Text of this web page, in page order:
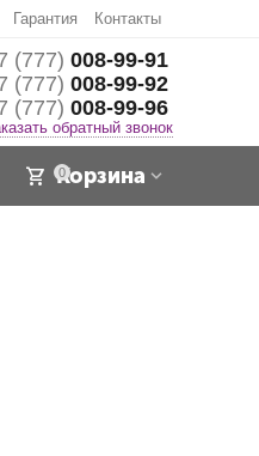
Гарантия Контакты
(777) 008-99-91
(777) 008-99-92
(777) 008-99-96
обратный звонок
0
Корзина